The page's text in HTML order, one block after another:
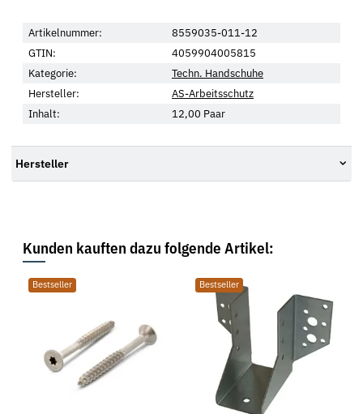
Artikelnummer:
8559035-011-12
GTIN:
4059904005815
Kategorie:
Techn. Handschuhe
Hersteller:
AS-Arbeitsschutz
Inhalt:
12,00 Paar
Hersteller
Kunden kauften dazu folgende Artikel:
Bestseller Bestseller